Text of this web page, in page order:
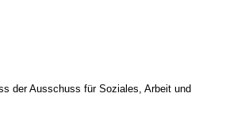
der Ausschuss für Soziales, Arbeit und